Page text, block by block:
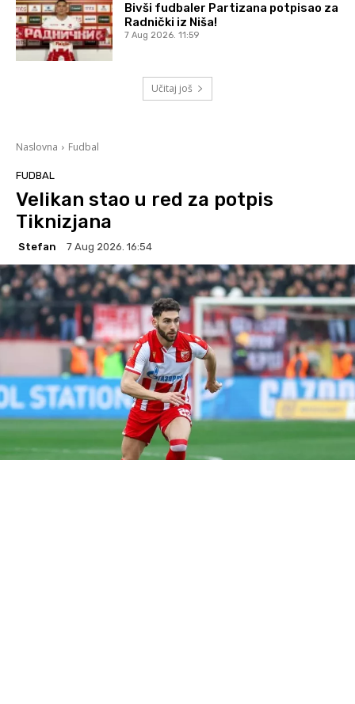
Bivši fudbaler Partizana potpisao za
Radnički iz Niša!
7 Aug 2026. 11:59
Učitaj još